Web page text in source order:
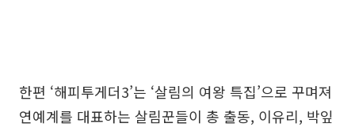
한편 ‘해피투게더3’는 ‘살림의 여왕 특집’으로 꾸며져
연예계를 대표하는 살림꾼들이 총 출동, 이유리, 박잎